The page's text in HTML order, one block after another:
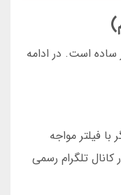
است. در ادامه
فیلتر مواجه
کانال تلگرام رسمی